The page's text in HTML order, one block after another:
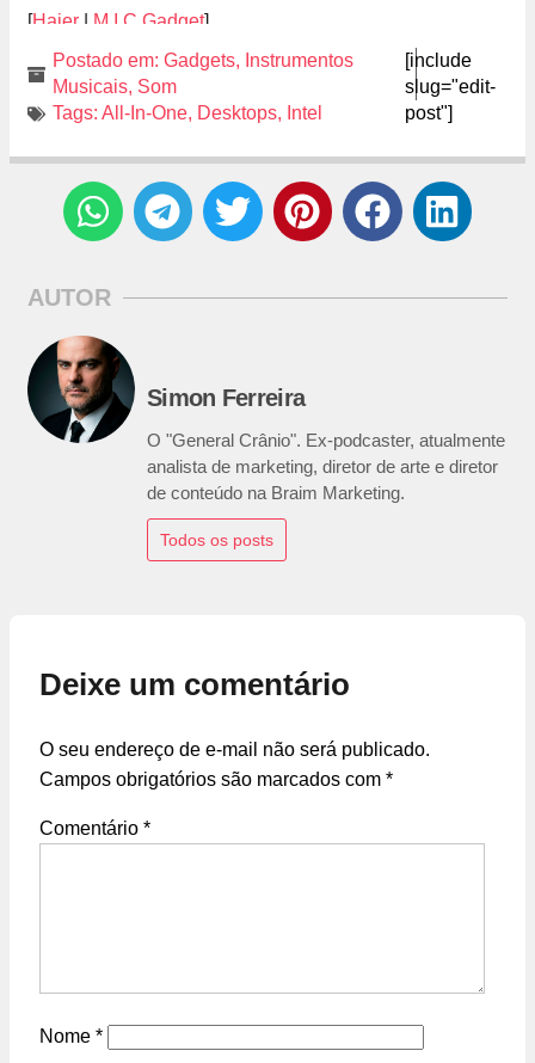
[Haier | M.I.C Gadget]
Postado em: Gadgets, Instrumentos
Musicais, Som
Tags: All-In-One, Desktops, Intel
[include
slug="edit-
post"]
AUTOR
Simon Ferreira
O "General Crânio". Ex-podcaster, atualmente
analista de marketing, diretor de arte e diretor
de conteúdo na Braim Marketing.
Todos os posts
Deixe um comentário
O seu endereço de e-mail não será publicado.
Campos obrigatórios são marcados com *
Comentário *
Nome *